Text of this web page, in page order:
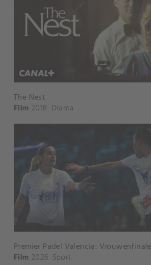
The Nest
Film 2018 Drama
Premier Padel Valencia: Vrouwenfinale
Film 2026 Sport